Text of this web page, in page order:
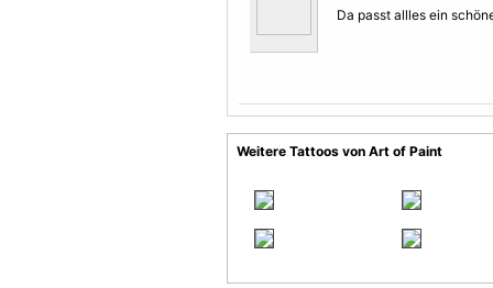
Da passt allles ein
Weitere Tattoos von Art of Paint